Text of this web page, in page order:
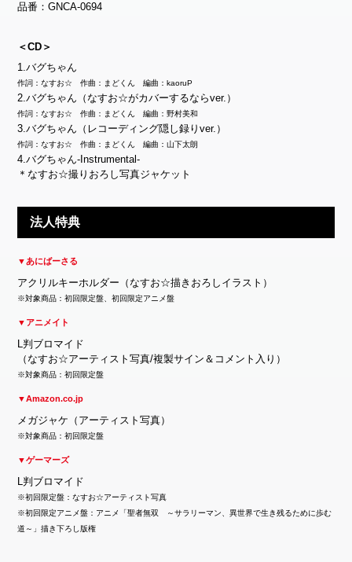
品番：GNCA-0694
＜CD＞
1.バグちゃん
作詞：なすお☆ 作曲：まどくん 編曲：kaoruP
2.バグちゃん（なすお☆がカバーするならver.）
作詞：なすお☆ 作曲：まどくん 編曲：野村美和
3.バグちゃん（レコーディング隠し録りver.）
作詞：なすお☆ 作曲：まどくん 編曲：山下太朗
4.バグちゃん-Instrumental-
＊なすお☆撮りおろし写真ジャケット
法人特典
▼あにばーさる
アクリルキーホルダー（なすお☆描きおろしイラスト）
※対象商品：初回限定盤、初回限定アニメ盤
▼アニメイト
L判ブロマイド
（なすお☆アーティスト写真/複製サイン＆コメント入り）
※対象商品：初回限定盤
▼Amazon.co.jp
メガジャケ（アーティスト写真）
※対象商品：初回限定盤
▼ゲーマーズ
L判ブロマイド
※初回限定盤：なすお☆アーティスト写真
※初回限定アニメ盤：アニメ「聖者無双 ～サラリーマン、異世界で生き残るために歩む
道～」描き下ろし版権